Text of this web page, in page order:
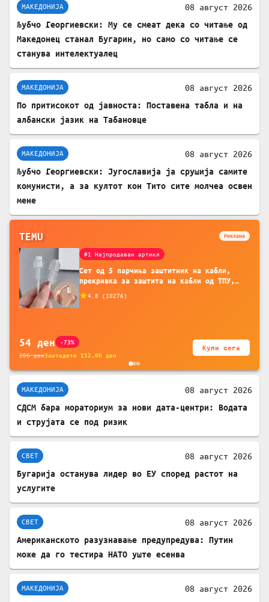
МАКЕДОНИЈА 08 август 2026
Љубчо Георгиевски: Му се смеат дека со читање од
Македонец станал Бугарин, но само со читање се
станува интелектуалец
МАКЕДОНИЈА 08 август 2026
По притисокот од јавноста: Поставена табла и на
албански јазик на Табановце
МАКЕДОНИЈА 08 август 2026
Љубчо Георгиевски: Југославија ја срушија самите
комунисти, а за култот кон Тито сите молчеа освен
мене
TEMU Реклама
#1 Најпродаван артикл
Сет од 5 парчиња заштитник на кабли,
прекривка за заштита на кабли од ТПУ,
батерија, за мобилни телефони, комплет
4.8 ( 10276)
54 ден -73%
206денЗаштедете 152.00 ден
Купи сега
МАКЕДОНИЈА 08 август 2026
СДСМ бара мораториум за нови дата-центри: Водата
и струјата се под ризик
СВЕТ 08 август 2026
Бугарија останува лидер во ЕУ според растот на
услугите
СВЕТ 08 август 2026
Американското разузнавање предупредува: Путин
може да го тестира НАТО уште есенва
МАКЕДОНИЈА 08 август 2026